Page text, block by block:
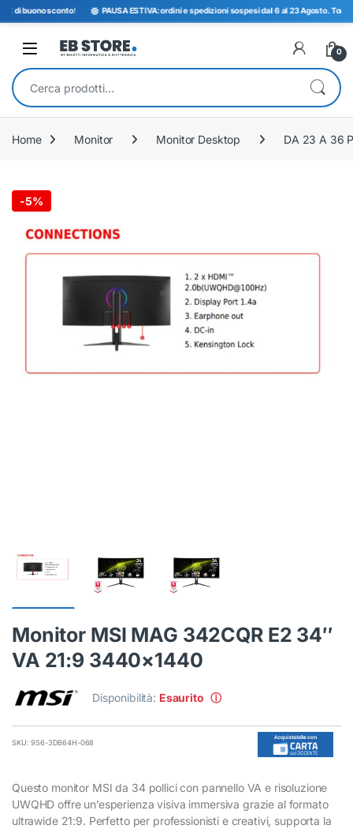
di buono sconto! PAUSA ESTIVA: ordini e spedizioni sospesi dal 6 al 23 Agosto.
Open 0
Cerca:
Home Monitor Monitor Desktop DA 23 A 36
-5%
Monitor MSI MAG 342CQR E2 34″
VA 21:9 3440×1440
Disponibilità: Esaurito ⓘ
SKU: 9S6-3DB64H-068
Questo monitor MSI da 34 pollici con pannello VA e risoluzione
UWQHD offre un’esperienza visiva immersiva grazie al formato
ultrawide 21:9. Perfetto per professionisti e creativi, supporta la